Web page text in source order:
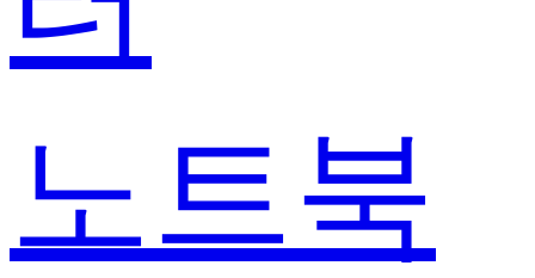
노트북